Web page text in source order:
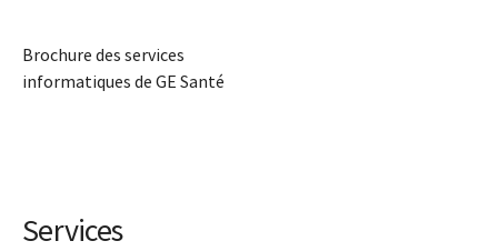
Brochure des services
informatiques de GE Santé
Services